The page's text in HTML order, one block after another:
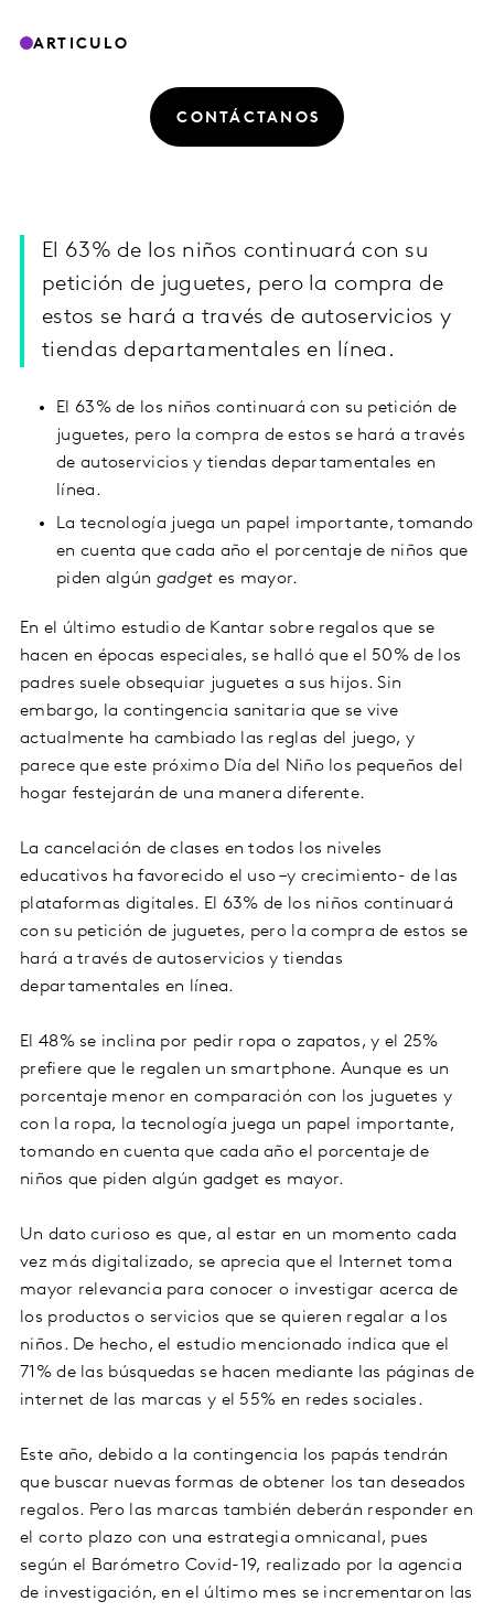
ARTICULO
CONTÁCTANOS
El 63% de los niños continuará con su
petición de juguetes, pero la compra de
estos se hará a través de autoservicios y
tiendas departamentales en línea.
El 63% de los niños continuará con su petición de
juguetes, pero la compra de estos se hará a través
de autoservicios y tiendas departamentales en
línea.
La tecnología juega un papel importante, tomando
en cuenta que cada año el porcentaje de niños que
piden algún gadget es mayor.
En el último estudio de Kantar sobre regalos que se
hacen en épocas especiales, se halló que el 50% de los
padres suele obsequiar juguetes a sus hijos. Sin
embargo, la contingencia sanitaria que se vive
actualmente ha cambiado las reglas del juego, y
parece que este próximo Día del Niño los pequeños del
hogar festejarán de una manera diferente.
La cancelación de clases en todos los niveles
educativos ha favorecido el uso –y crecimiento- de las
plataformas digitales. El 63% de los niños continuará
con su petición de juguetes, pero la compra de estos se
hará a través de autoservicios y tiendas
departamentales en línea.
El 48% se inclina por pedir ropa o zapatos, y el 25%
prefiere que le regalen un smartphone. Aunque es un
porcentaje menor en comparación con los juguetes y
con la ropa, la tecnología juega un papel importante,
tomando en cuenta que cada año el porcentaje de
niños que piden algún gadget es mayor.
Un dato curioso es que, al estar en un momento cada
vez más digitalizado, se aprecia que el Internet toma
mayor relevancia para conocer o investigar acerca de
los productos o servicios que se quieren regalar a los
niños. De hecho, el estudio mencionado indica que el
71% de las búsquedas se hacen mediante las páginas de
internet de las marcas y el 55% en redes sociales.
Este año, debido a la contingencia los papás tendrán
que buscar nuevas formas de obtener los tan deseados
regalos. Pero las marcas también deberán responder en
el corto plazo con una estrategia omnicanal, pues
según el Barómetro Covid-19, realizado por la agencia
de investigación, en el último mes se incrementaron las